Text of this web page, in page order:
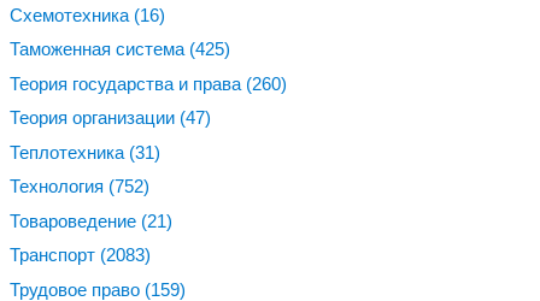
Схемотехника (16)
Таможенная система (425)
Теория государства и права (260)
Теория организации (47)
Теплотехника (31)
Технология (752)
Товароведение (21)
Транспорт (2083)
Трудовое право (159)